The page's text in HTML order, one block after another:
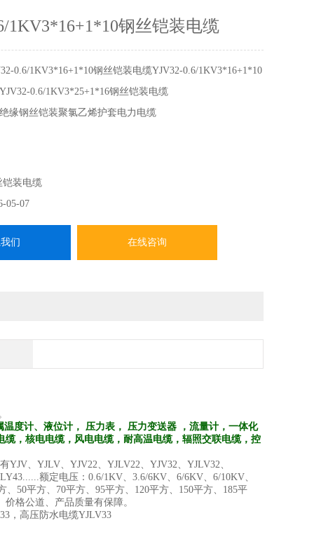
1KV3*16+1*10钢丝铠装电缆
0.6/1KV3*16+1*10钢丝铠装电缆YJV32-0.6/1KV3*16+1*10
0.6/1KV3*25+1*16钢丝铠装电缆
缘钢丝铠装聚氯乙烯护套电力电缆
铠装电缆
05-07
们 在线咨询
度计、液位计， 压力表， 压力变送器 ，流量计，一体化
，核电电缆，风电电缆，耐高温电缆，辐照交联电缆，控
、YJLV、YJV22、YJLV22、YJV32、YJLV32、
额定电压：0.6/1KV、3.6/6KV、6/6KV、6/10KV、
50平方、70平方、95平方、120平方、150平方、185平
价格公道、产品质量有保障。
，高压防水电缆YJLV33